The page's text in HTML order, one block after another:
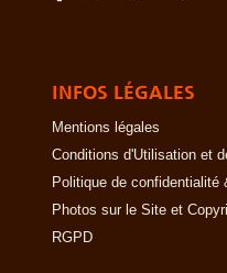
INFOS LÉGALES
Mentions légales
Conditions d'Utilisation et
Politique de confidentialité
Photos sur le Site et
RGPD